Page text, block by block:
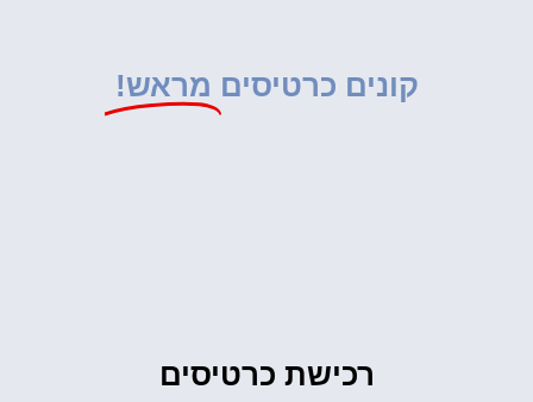
קונים כרטיסים מראש!
רכישת כרטיסים